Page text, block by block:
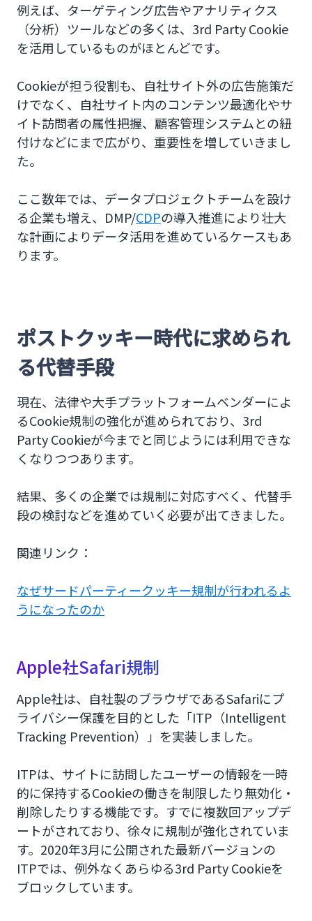
クッキー規制がマーケターに与える影響
DSPを用いたターゲティング配信
DMPを介した他社とのデータ連携
ポストクッキー時代のソリューション
共通ID
コンテキストターゲティング
パーソナライズドLP広告+SMS
例えば、ターゲティング広告やアナリティクス
（分析）ツールなどの多くは、3rd Party Cookie
を活用しているものがほとんどです。
Cookieが担う役割も、自社サイト外の広告施策だ
けでなく、自社サイト内のコンテンツ最適化やサ
イト訪問者の属性把握、顧客管理システムとの紐
付けなどにまで広がり、重要性を増していきまし
た。
ここ数年では、データプロジェクトチームを設け
る企業も増え、DMP/CDPの導入推進により壮大
な計画によりデータ活用を進めているケースもあ
ります。
ポストクッキー時代に求められ
る代替手段
現在、法律や大手プラットフォームベンダーによ
るCookie規制の強化が進められており、3rd
Party Cookieが今までと同じようには利用できな
くなりつつあります。
結果、多くの企業では規制に対応すべく、代替手
段の検討などを進めていく必要が出てきました。
関連リンク：
なぜサードパーティークッキー規制が行われるよ
うになったのか
Apple社Safari規制
Apple社は、自社製のブラウザであるSafariにプ
ライバシー保護を目的とした「ITP（Intelligent
Tracking Prevention）」を実装しました。
ITPは、サイトに訪問したユーザーの情報を一時
的に保持するCookieの働きを制限したり無効化・
削除したりする機能です。すでに複数回アップデ
ートがされており、徐々に規制が強化されていま
す。2020年3月に公開された最新バージョンの
ITPでは、例外なくあらゆる3rd Party Cookieを
ブロックしています。